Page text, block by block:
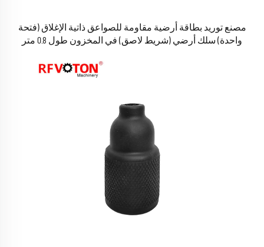
مصنع توريد بطاقة أرضية مقاومة للصواعق ذاتية الإغلاق (فتحة
واحدة) سلك أرضي (شريط لاصق) في المخزون طول 0.8 متر